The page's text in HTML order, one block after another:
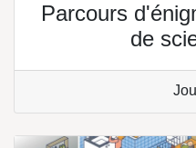
Parcours
de